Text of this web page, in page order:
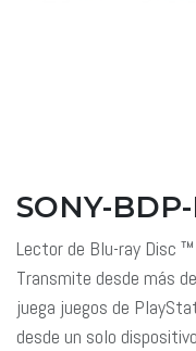
SONY-
Lector de Blu-ray Disc
Transmite desde más
juega juegos de
desde un solo